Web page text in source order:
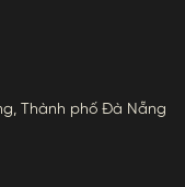
Thành phố Đà Nẵng